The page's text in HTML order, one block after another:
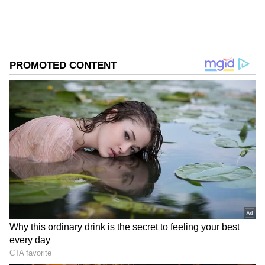
வழக்கு விசாரணைக்கு வருவது பற்றி
பேசுகிறார். இதையடுத்து இன்றைய
எபிசோடில் என்ன நடந்தது என்பதை
பார்க்கலாம்.
Siragadikka Aasai : சிந்தாமணி ஆசையில்
மண்ணை அள்ளிப்போட்ட முத்து...
ஏலத்தில் காத்திருந்த தரமான சம்பவம்
ஏசியாநெட் தமிழ்-ஐ உங்கள் முதன்மைத்
தேர்வாக்குங்கள்